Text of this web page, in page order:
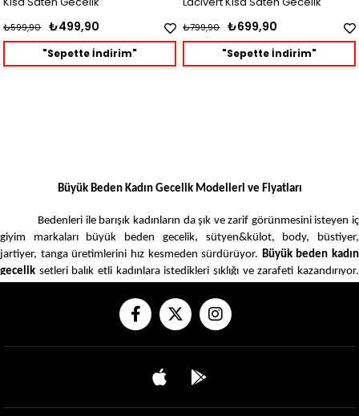
₺499,90
₺599,90
"Sepette İndirim"
₺699,90
₺799,90
"Sepette İndirim"
Büyük Beden Kadın Gecelik Modelleri ve Fiyatları
Bedenleri ile barışık kadınların da şık ve zarif görünmesini isteyen iç
giyim markaları büyük beden gecelik, sütyen&külot, body, büstiyer,
jartiyer, tanga üretimlerini hız kesmeden sürdürüyor. Büyük beden kadın
gecelik setleri balık etli kadınlara istedikleri şıklığı ve zarafeti kazandırıyor.
beden gecelik takımlarını yakından incelemek ve kendi beden ölçülerinize
uygun ürünü sipariş vermek içinwww.ariasclosetx.com
Büyük Bedenlere Özel Şık ve Seksi Gecelik Takımları